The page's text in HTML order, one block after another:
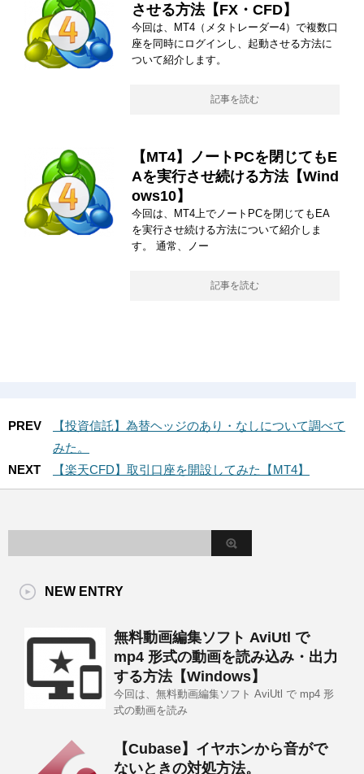
させる方法【FX・CFD】
今回は、MT4（メタトレーダー4）で複数口
座を同時にログインし、起動させる方法に
ついて紹介します。
記事を読む
【MT4】ノートPCを閉じてもE
Aを実行させ続ける方法【Wind
ows10】
今回は、MT4上でノートPCを閉じてもEA
を実行させ続ける方法について紹介しま
す。 通常、ノー
記事を読む
PREV
【投資信託】為替ヘッジのあり・なしについて調べて
みた。
NEXT
【楽天CFD】取引口座を開設してみた【MT4】
NEW ENTRY
無料動画編集ソフト AviUtl で
mp4 形式の動画を読み込み・出力
する方法【Windows】
今回は、無料動画編集ソフト AviUtl で mp4 形
式の動画を読み
【Cubase】イヤホンから音がで
ないときの対処方法。